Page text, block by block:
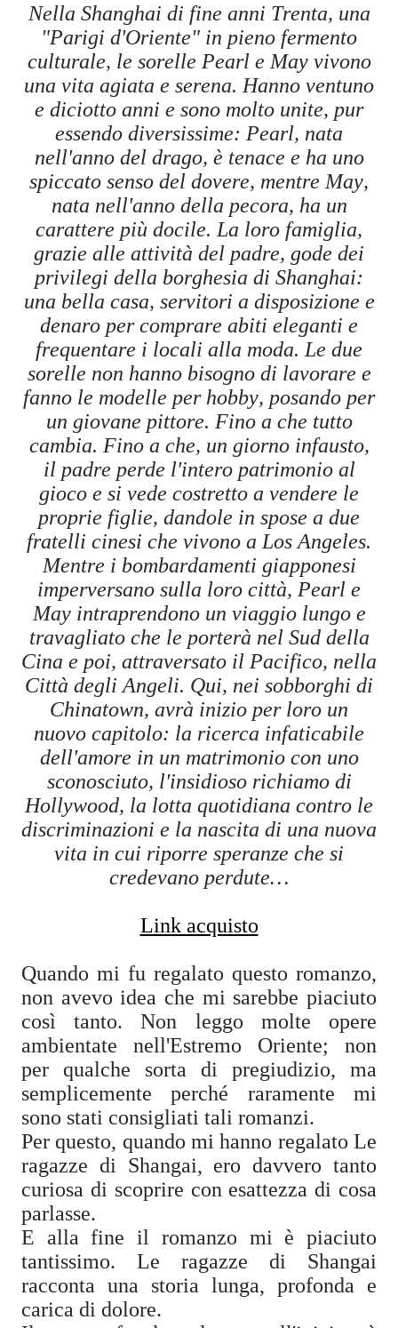
Nella Shanghai di fine anni Trenta, una
"Parigi d'Oriente" in pieno fermento
culturale, le sorelle Pearl e May vivono
una vita agiata e serena. Hanno ventuno
e diciotto anni e sono molto unite, pur
essendo diversissime: Pearl, nata
nell'anno del drago, è tenace e ha uno
spiccato senso del dovere, mentre May,
nata nell'anno della pecora, ha un
carattere più docile. La loro famiglia,
grazie alle attività del padre, gode dei
privilegi della borghesia di Shanghai:
una bella casa, servitori a disposizione e
denaro per comprare abiti eleganti e
frequentare i locali alla moda. Le due
sorelle non hanno bisogno di lavorare e
fanno le modelle per hobby, posando per
un giovane pittore. Fino a che tutto
cambia. Fino a che, un giorno infausto,
il padre perde l'intero patrimonio al
gioco e si vede costretto a vendere le
proprie figlie, dandole in spose a due
fratelli cinesi che vivono a Los Angeles.
Mentre i bombardamenti giapponesi
imperversano sulla loro città, Pearl e
May intraprendono un viaggio lungo e
travagliato che le porterà nel Sud della
Cina e poi, attraversato il Pacifico, nella
Città degli Angeli. Qui, nei sobborghi di
Chinatown, avrà inizio per loro un
nuovo capitolo: la ricerca infaticabile
dell'amore in un matrimonio con uno
sconosciuto, l'insidioso richiamo di
Hollywood, la lotta quotidiana contro le
discriminazioni e la nascita di una nuova
vita in cui riporre speranze che si
credevano perdute…
Link acquisto
Quando mi fu regalato questo romanzo,
non avevo idea che mi sarebbe piaciuto
così tanto. Non leggo molte opere
ambientate nell'Estremo Oriente; non
per qualche sorta di pregiudizio, ma
semplicemente perché raramente mi
sono stati consigliati tali romanzi.
Per questo, quando mi hanno regalato Le
ragazze di Shangai, ero davvero tanto
curiosa di scoprire con esattezza di cosa
parlasse.
E alla fine il romanzo mi è piaciuto
tantissimo. Le ragazze di Shangai
racconta una storia lunga, profonda e
carica di dolore.